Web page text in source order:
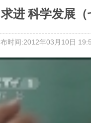
进 科学发展
时间:2012年03月10日